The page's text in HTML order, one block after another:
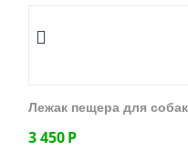
Лежак пещера для
3 450Р